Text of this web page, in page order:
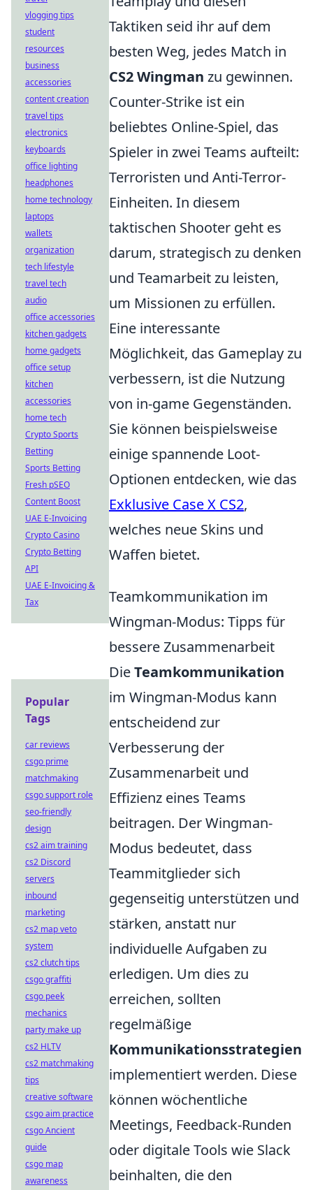
Taktiken seid ihr auf dem
besten Weg, jedes Match in
CS2 Wingman zu gewinnen.
Counter-Strike ist ein
beliebtes Online-Spiel, das
Spieler in zwei Teams aufteilt:
Terroristen und Anti-Terror-
Einheiten. In diesem
taktischen Shooter geht es
darum, strategisch zu denken
und Teamarbeit zu leisten,
um Missionen zu erfüllen.
Eine interessante
Möglichkeit, das Gameplay zu
verbessern, ist die Nutzung
von in-game Gegenständen.
Sie können beispielsweise
einige spannende Loot-
Optionen entdecken, wie das
Exklusive Case X CS2,
welches neue Skins und
Waffen bietet.
Teamkommunikation im
Wingman-Modus: Tipps für
bessere Zusammenarbeit
DieTeamkommunikation
im Wingman-Modus kann
entscheidend zur
Verbesserung der
Zusammenarbeit und
Effizienz eines Teams
beitragen. Der Wingman-
Modus bedeutet, dass
Teammitglieder sich
gegenseitig unterstützen und
stärken, anstatt nur
individuelle Aufgaben zu
erledigen. Um dies zu
erreichen, sollten
regelmäßige
Kommunikationsstrategien
implementiert werden. Diese
können wöchentliche
Meetings, Feedback-Runden
oder digitale Tools wie Slack
beinhalten, die den
vlogging tips
student
resources
business
accessories
content creation
travel tips
electronics
keyboards
office lighting
headphones
home technology
laptops
wallets
organization
tech lifestyle
travel tech
audio
office accessories
kitchen gadgets
home gadgets
office setup
kitchen
accessories
home tech
Crypto Sports
Betting
Sports Betting
Fresh pSEO
Content Boost
UAE E-Invoicing
Crypto Casino
Crypto Betting
API
UAE E-Invoicing &
Tax
Popular
Tags
car reviews
csgo prime
matchmaking
csgo support role
seo-friendly
design
cs2 aim training
cs2 Discord
servers
inbound
marketing
cs2 map veto
system
cs2 clutch tips
csgo graffiti
csgo peek
mechanics
party make up
cs2 HLTV
cs2 matchmaking
tips
creative software
csgo aim practice
csgo Ancient
guide
csgo map
awareness